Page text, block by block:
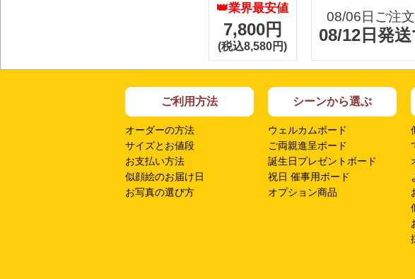
👑業界最安値
7,800円
(税込8,580円)
08/06日ご注
08/12日発送
ご利用方法
オーダーの方法
サイズとお値段
お支払い方法
似顔絵のお届け日
お写真の選び方
シーンから選ぶ
ウェルカムボード
ご両親進呈ボード
誕生日プレゼントボード
祝日 催事用ボード
オプション商品